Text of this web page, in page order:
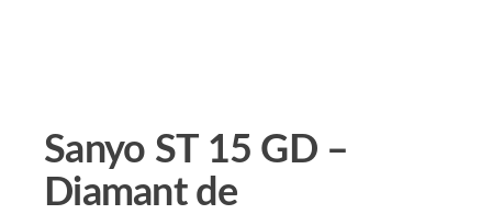
Sanyo ST 15 GD –
Diamant de